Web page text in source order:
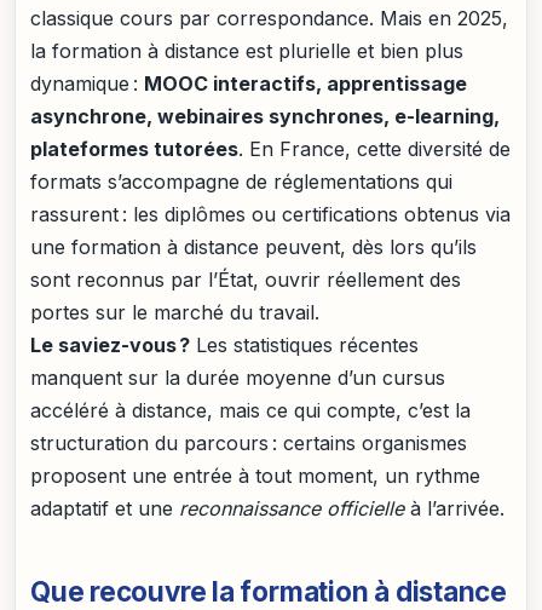
classique cours par correspondance. Mais en 2025,
la formation à distance est plurielle et bien plus
dynamique : MOOC interactifs, apprentissage
asynchrone, webinaires synchrones, e-learning,
plateformes tutorées. En France, cette diversité de
formats s’accompagne de réglementations qui
rassurent : les diplômes ou certifications obtenus via
une formation à distance peuvent, dès lors qu’ils
sont reconnus par l’État, ouvrir réellement des
portes sur le marché du travail.
Le saviez-vous ? Les statistiques récentes
manquent sur la durée moyenne d’un cursus
accéléré à distance, mais ce qui compte, c’est la
structuration du parcours : certains organismes
proposent une entrée à tout moment, un rythme
adaptatif et une reconnaissance officielleà l’arrivée.
Que recouvre la formation à distance